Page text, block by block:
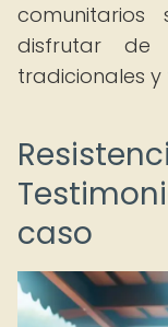
comunitarios
disfrutar
tradicionales y
caso